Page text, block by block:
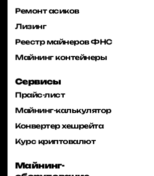
Ремонт асиков
Лизинг
Реестр майнеров ФНС
Майнинг контейнеры
Сервисы
Прайс-лист
Майнинг-калькулятор
Конвертер хешрейта
Курс криптовалют
Майнинг-